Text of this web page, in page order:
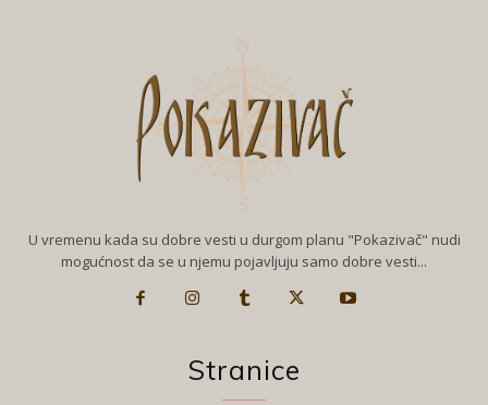
U vremenu kada su dobre vesti u durgom planu "Pokazivač" nudi
mogućnost da se u njemu pojavljuju samo dobre vesti...
Stranice